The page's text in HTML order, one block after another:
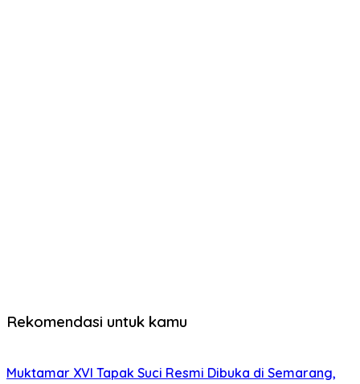
Rekomendasi untuk kamu
Muktamar XVI Tapak Suci Resmi Dibuka di Semarang,